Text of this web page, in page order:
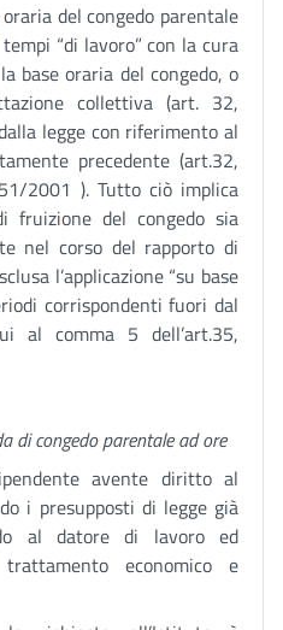
del congedo parentale
“di lavoro” con la cura
base oraria del congedo, o
collettiva (art. 32,
legge con riferimento al
precedente (art.32,
2001 ). Tutto ciò implica
fruizione del congedo sia
nel corso del rapporto di
l’applicazione “su base
corrispondenti fuori dal
al comma 5 dell’art.35,
di congedo parentale ad ore
avente diritto al
i presupposti di legge già
al datore di lavoro ed
economico e